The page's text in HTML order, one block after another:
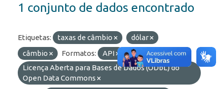
1 conjunto de dados encontrado
Etiquetas: taxas de câmbio
dólar
câmbio
Formatos: API
Licenças:
Licença Aberta para Bases de Dados (ODbL) do
Open Data Commons